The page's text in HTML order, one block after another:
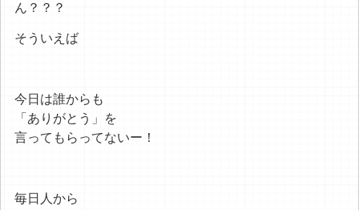
ん？？？
そういえば
今日は誰からも
「ありがとう」を
言ってもらってないー！
毎日人から